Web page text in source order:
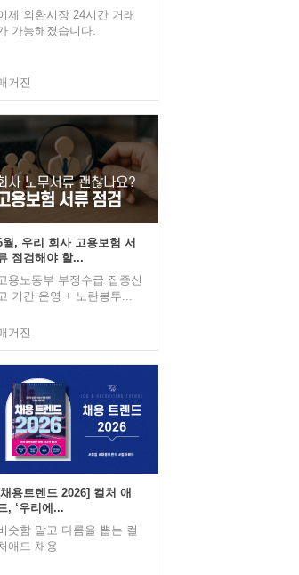
제 외환시장 24시간 거래
가능해졌습니다.
거진
월, 우리 회사 고용보험 서
점검해야 할...
용노동부 부정수급 집중신
기간 운영 + 노란봉투...
거진
용트렌드 2026] 컬처 애
, ‘우리에...
슷함 말고 다름을 뽑는 컬
애드 채용